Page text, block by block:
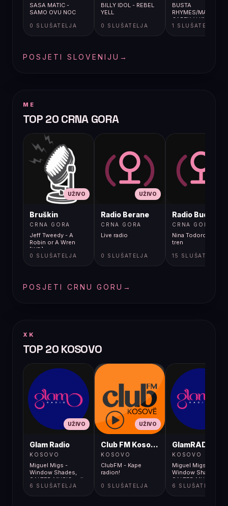
SASA MATIC -
SAMO OVU NOC
0 SLUŠATELJA
BILLY IDOL - REBEL
YELL
0 SLUŠATELJA
BUSTA
RHYMES/MARIAH
CAREY / I KNOW
WHAT YOU WANT
1 SLUŠATELJA
POSJETI SLOVENIJU →
ME
TOP 20 CRNA GORA
UŽIVO
Bruškin
CRNA GORA
Jeff Tweedy - A
Robin or A Wren
[WB]
0 SLUŠATELJA
UŽIVO
Radio Berane
CRNA GORA
Live radio
0 SLUŠATELJA
Radio Budva
CRNA GORA
Nina Todorovic -
tren
15 SLUŠATELJA
POSJETI CRNU GORU →
XK
TOP 20 KOSOVO
UŽIVO
Glam Radio
KOSOVO
Miguel Migs -
Window Shades,
SALTED MUSIC radio
mix LIVE
6 SLUŠATELJA
UŽIVO
Club FM Kosovë
KOSOVO
ClubFM - Kape
radion!
0 SLUŠATELJA
GlamRADIO
KOSOVO
Miguel Migs -
Window Shades,
SALTED MUSIC
mix LIVE
6 SLUŠATELJA